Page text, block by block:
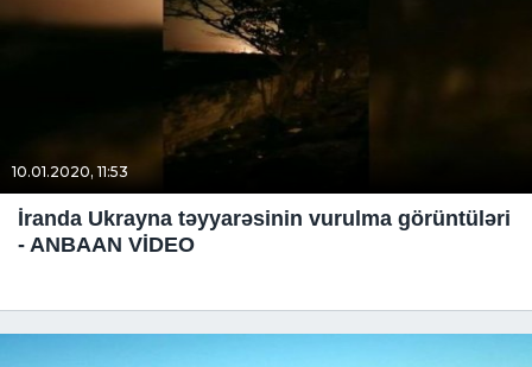
10.01.2020, 11:53
İranda Ukrayna təyyarəsinin vurulma görüntüləri
- ANBAAN VİDEO